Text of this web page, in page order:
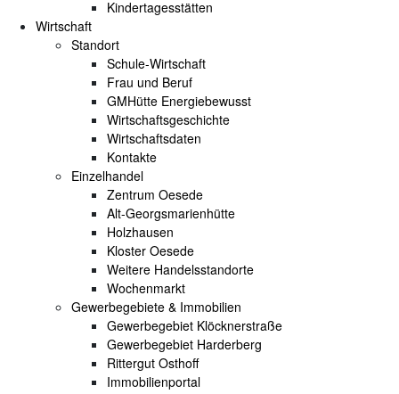
Kindertagesstätten
Wirtschaft
Standort
Schule-Wirtschaft
Frau und Beruf
GMHütte Energiebewusst
Wirtschaftsgeschichte
Wirtschaftsdaten
Kontakte
Einzelhandel
Zentrum Oesede
Alt-Georgsmarienhütte
Holzhausen
Kloster Oesede
Weitere Handelsstandorte
Wochenmarkt
Gewerbegebiete & Immobilien
Gewerbegebiet Klöcknerstraße
Gewerbegebiet Harderberg
Rittergut Osthoff
Immobilienportal